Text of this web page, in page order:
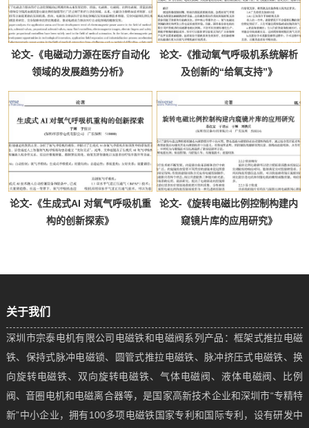
论文-《电磁动力源在医疗自动化
领域的发展趋势分析》
论文-《推动氧气呼吸机系统解析
及创新的“给氧支持”》
论文-《生成式AI 对氧气呼吸机重
构的创新探索》
论文-《旋转电磁比例控制构建内
窥镜片库的应用研究》
关于我们
深圳市宗泰电机有限公司电磁铁和电磁阀系列产品：框架式推拉电磁
铁、保持式脉冲电磁锁、圆管式推拉电磁铁、脉冲挤压式电磁铁、换
向旋转电磁铁、双向旋转电磁铁、气体电磁阀、液体电磁阀、比例
阀、音圈电机和电磁离合器等，是国家高新技术企业和深圳市“专精特
新”中小企业，拥有100多项电磁铁国家专利和国际专利，设有研发中